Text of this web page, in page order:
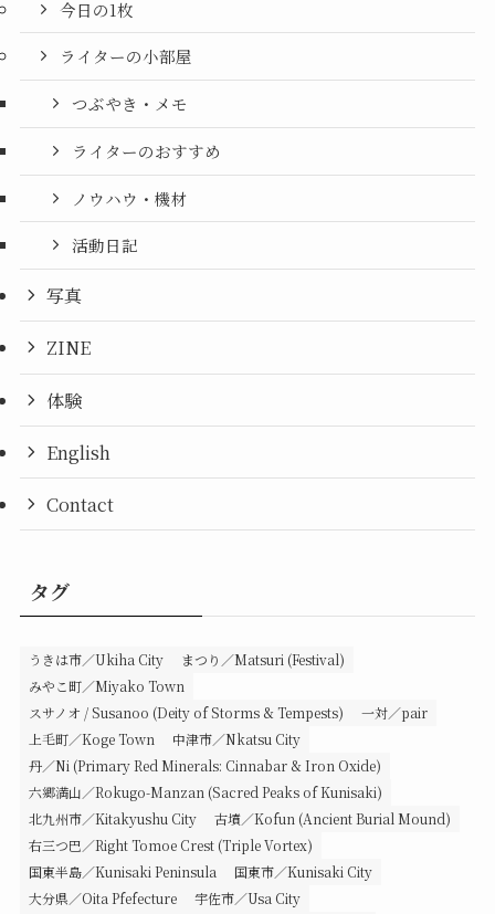
今日の1枚
ライターの小部屋
つぶやき・メモ
ライターのおすすめ
ノウハウ・機材
活動日記
写真
ZINE
体験
English
Contact
タグ
うきは市／Ukiha City
まつり／Matsuri (Festival)
みやこ町／Miyako Town
スサノオ / Susanoo (Deity of Storms & Tempests)
一対／pair
上毛町／Koge Town
中津市／Nkatsu City
丹／Ni (Primary Red Minerals: Cinnabar & Iron Oxide)
六郷満山／Rokugo-Manzan (Sacred Peaks of Kunisaki)
北九州市／Kitakyushu City
古墳／Kofun (Ancient Burial Mound)
右三つ巴／Right Tomoe Crest (Triple Vortex)
国東半島／Kunisaki Peninsula
国東市／Kunisaki City
大分県／Oita Pfefecture
宇佐市／Usa City